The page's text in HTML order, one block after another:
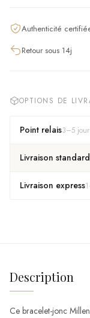
Authenticité
Retour sous 14j
OPTIONS DE
Point relais3–5
Livraison standard
Livraison express1
Description
Ce bracelet-jonc